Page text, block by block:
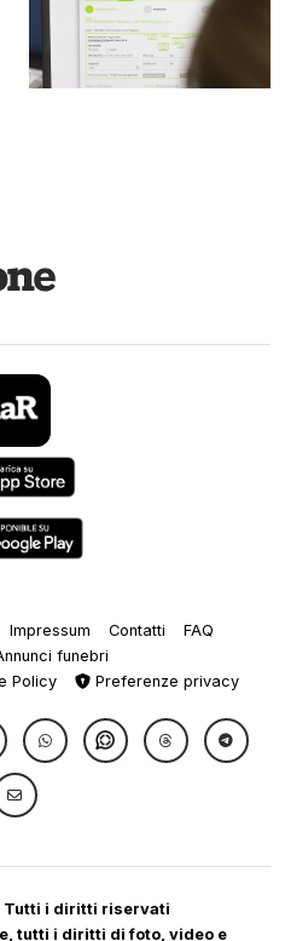
Impressum Contatti
FAQ
funebri
Policy Preferenze privacy
Tutti i diritti riservati
tutti i diritti di foto, video e